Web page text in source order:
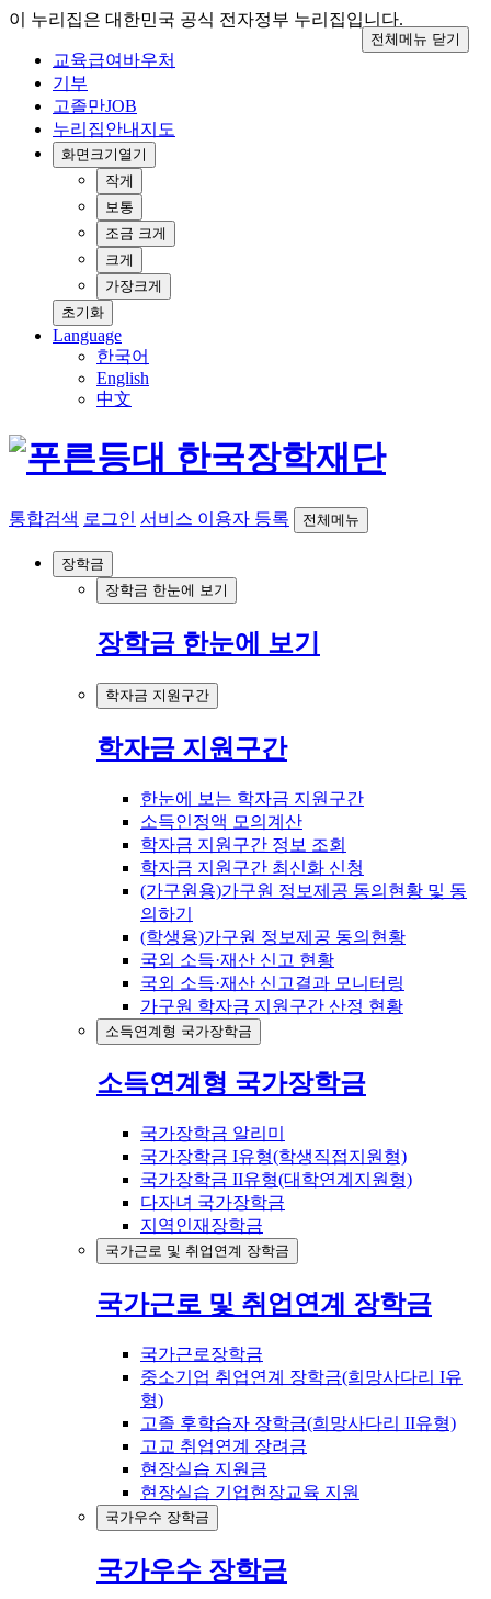
이 누리집은 대한민국 공식 전자정부 누리집입니다.
교육급여바우처
기부
고졸만JOB
누리집안내지도
화면크기 열기
작게
보통
조금 크게
크게
가장크게
초기화
Language
한국어
English
中文
통합검색 로그인 서비스 이용자 등록 전체메뉴
장학금
장학금 한눈에 보기
장학금 한눈에 보기
학자금 지원구간
학자금 지원구간
한눈에 보는 학자금 지원구간
소득인정액 모의계산
학자금 지원구간 정보 조회
학자금 지원구간 최신화 신청
(가구원용)가구원 정보제공 동의현황 및 동
의하기
(학생용)가구원 정보제공 동의현황
국외 소득·재산 신고 현황
국외 소득·재산 신고결과 모니터링
가구원 학자금 지원구간 산정 현황
소득연계형 국가장학금
소득연계형 국가장학금
국가장학금 알리미
국가장학금 I유형(학생직접지원형)
국가장학금 II유형(대학연계지원형)
다자녀 국가장학금
지역인재장학금
국가근로 및 취업연계 장학금
국가근로 및 취업연계 장학금
국가근로장학금
중소기업 취업연계 장학금(희망사다리 I유
형)
고졸 후학습자 장학금(희망사다리 II유형)
고교 취업연계 장려금
현장실습 지원금
현장실습 기업현장교육 지원
국가우수 장학금
국가우수 장학금
전체메뉴 닫기